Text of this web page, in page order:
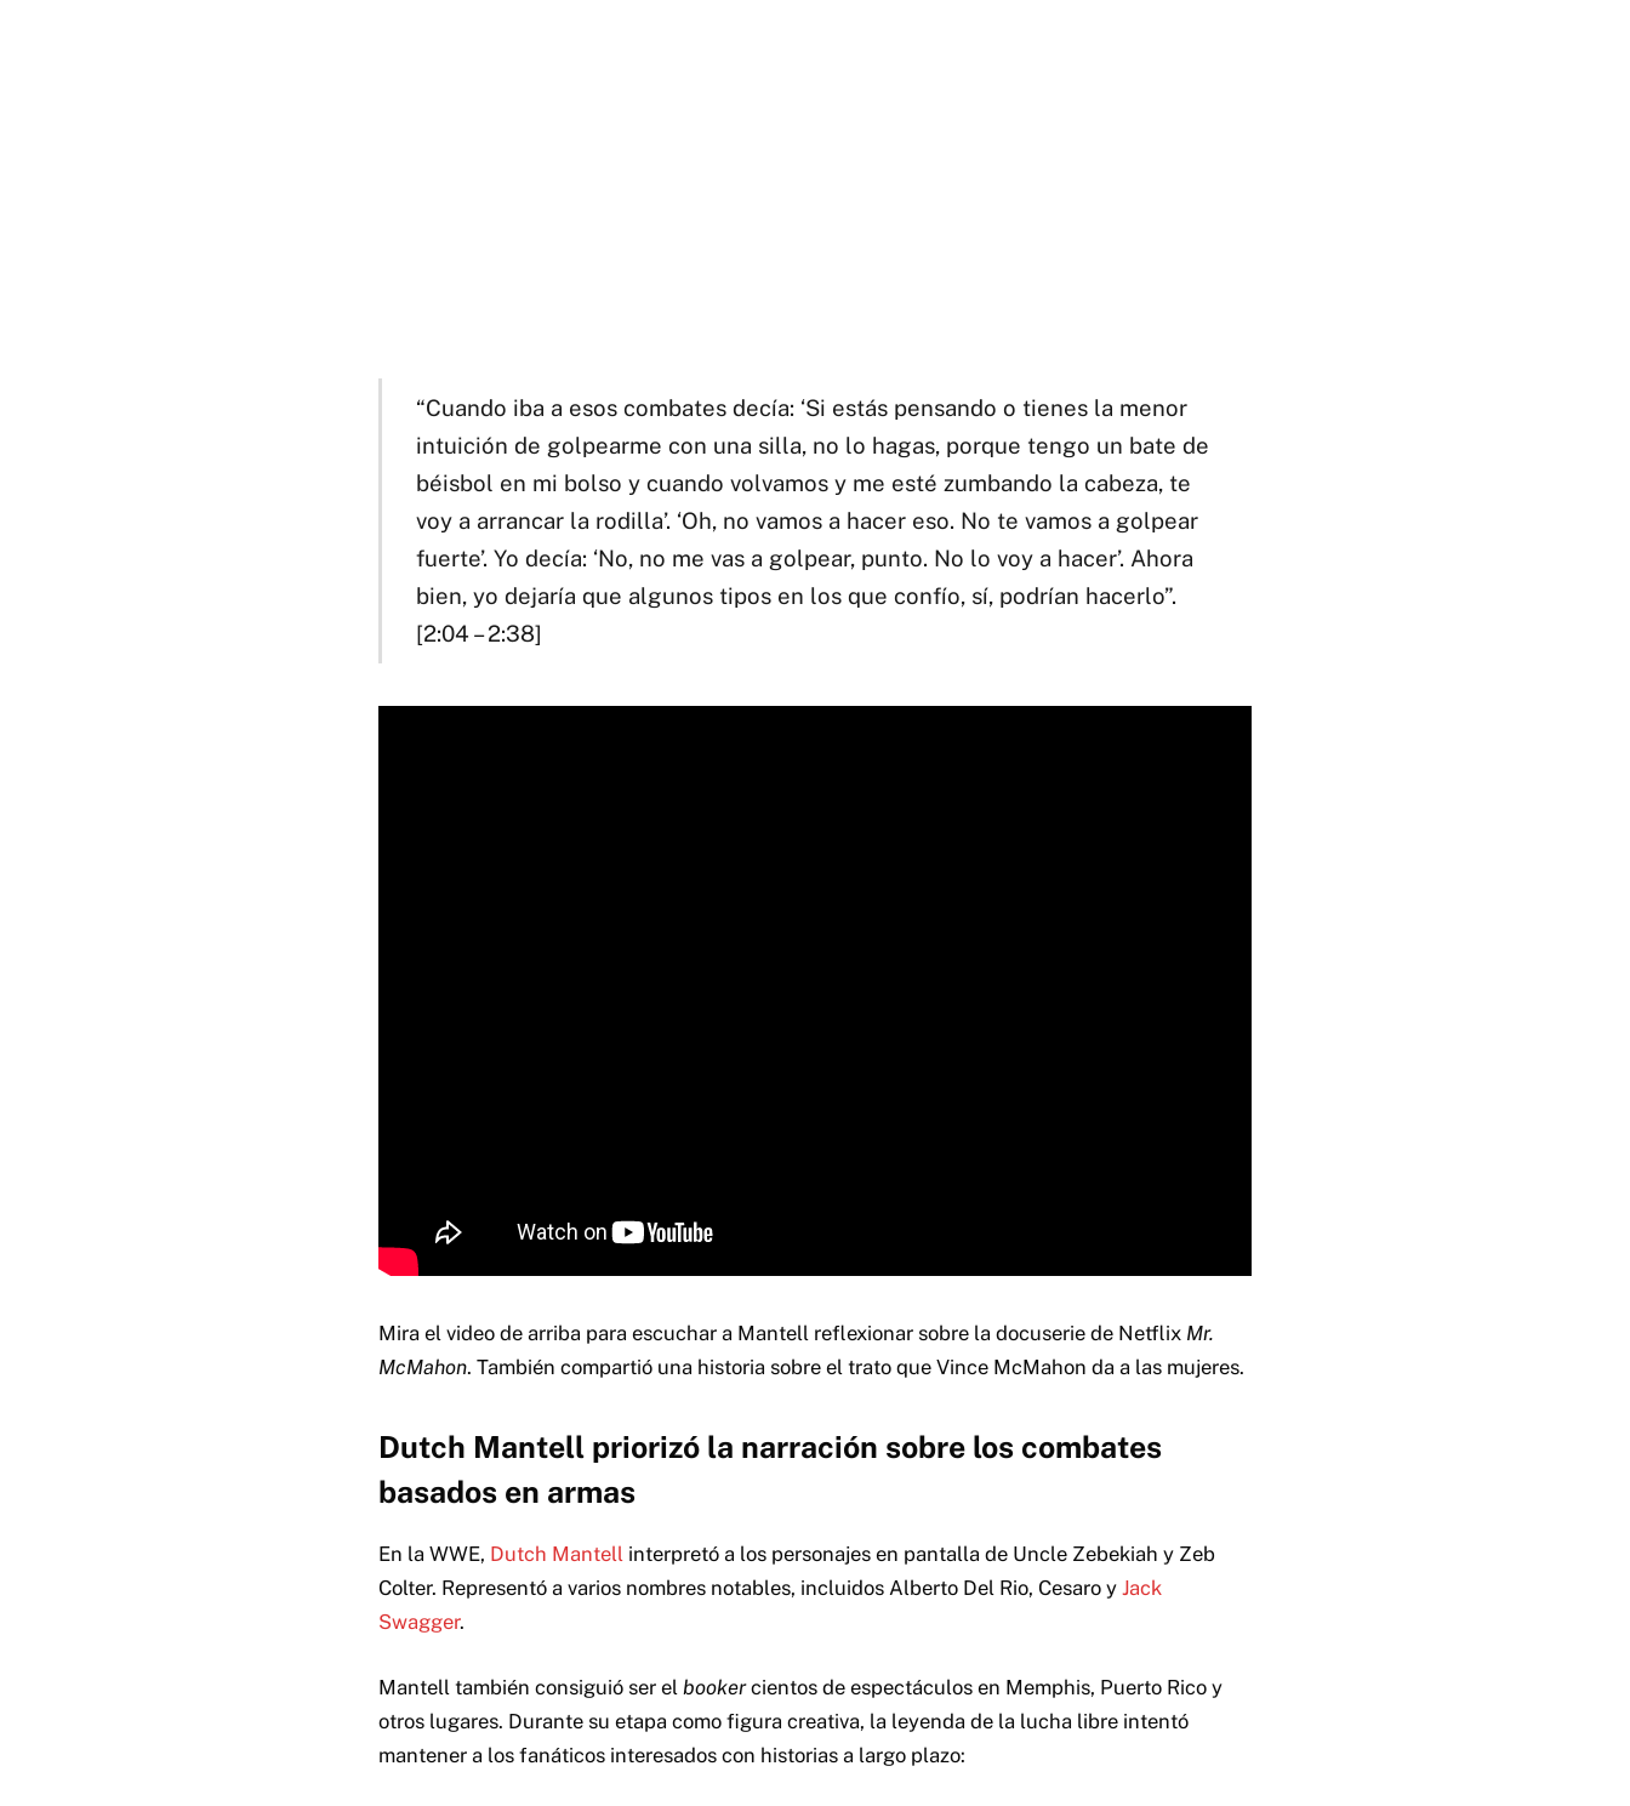
“Cuando iba a esos combates decía: ‘Si estás pensando o tienes la menor
intuición de golpearme con una silla, no lo hagas, porque tengo un bate de
béisbol en mi bolso y cuando volvamos y me esté zumbando la cabeza, te
voy a arrancar la rodilla’. ‘Oh, no vamos a hacer eso. No te vamos a golpear
fuerte’. Yo decía: ‘No, no me vas a golpear, punto. No lo voy a hacer’. Ahora
bien, yo dejaría que algunos tipos en los que confío, sí, podrían hacerlo”.
[2:04 – 2:38]
Mira el video de arriba para escuchar a Mantell reflexionar sobre la docuserie de Netflix Mr.
McMahon. También compartió una historia sobre el trato que Vince McMahon da a las mujeres.
Dutch Mantell priorizó la narración sobre los combates
basados ​​en armas
En la WWE, Dutch Mantell interpretó a los personajes en pantalla de Uncle Zebekiah y Zeb
Colter. Representó a varios nombres notables, incluidos Alberto Del Rio, Cesaro y Jack
Swagger.
Mantell también consiguió ser el bookercientos de espectáculos en Memphis, Puerto Rico y
otros lugares. Durante su etapa como figura creativa, la leyenda de la lucha libre intentó
mantener a los fanáticos interesados ​​con historias a largo plazo: